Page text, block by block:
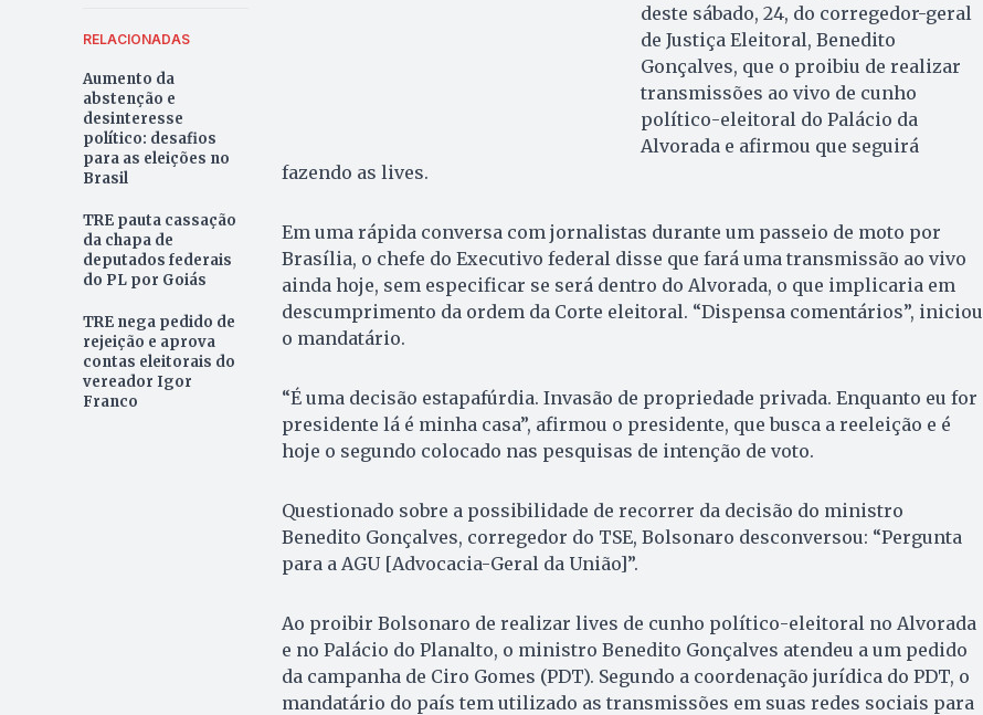
RELACIONADAS
Aumento da
abstenção e
desinteresse
político: desafios
para as eleições no
Brasil
TRE pauta cassação
da chapa de
deputados federais
do PL por Goiás
TRE nega pedido de
rejeição e aprova
contas eleitorais do
vereador Igor
Franco
deste sábado, 24, do corregedor-geral
de Justiça Eleitoral, Benedito
Gonçalves, que o proibiu de realizar
transmissões ao vivo de cunho
político-eleitoral do Palácio da
Alvorada e afirmou que seguirá
fazendo as lives.
Em uma rápida conversa com jornalistas durante um passeio de moto por
Brasília, o chefe do Executivo federal disse que fará uma transmissão ao vivo
ainda hoje, sem especificar se será dentro do Alvorada, o que implicaria em
descumprimento da ordem da Corte eleitoral. “Dispensa comentários”, iniciou
o mandatário.
“É uma decisão estapafúrdia. Invasão de propriedade privada. Enquanto eu for
presidente lá é minha casa”, afirmou o presidente, que busca a reeleição e é
hoje o segundo colocado nas pesquisas de intenção de voto.
Questionado sobre a possibilidade de recorrer da decisão do ministro
Benedito Gonçalves, corregedor do TSE, Bolsonaro desconversou: “Pergunta
para a AGU [Advocacia-Geral da União]”.
Ao proibir Bolsonaro de realizar lives de cunho político-eleitoral no Alvorada
e no Palácio do Planalto, o ministro Benedito Gonçalves atendeu a um pedido
da campanha de Ciro Gomes (PDT). Segundo a coordenação jurídica do PDT, o
mandatário do país tem utilizado as transmissões em suas redes sociais para